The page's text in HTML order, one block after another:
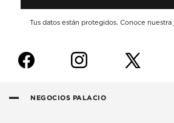
Tus datos están protegidos. Conoce nuestra
f i
NEGOCIOS PALACIO